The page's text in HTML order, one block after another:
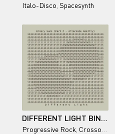
Italo-Disco Spacesynth
DIFFERENT LIGHT BINARY SUNS (PART 2 - ALTERNATE REALITY)
Progressive Rock Crossover Prog